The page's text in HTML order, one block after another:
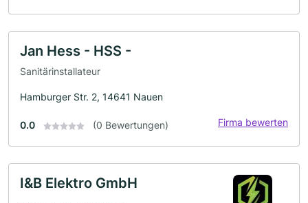
Jan Hess - HSS -
Sanitärinstallateur
Hamburger Str. 2, 14641 Nauen
0.0 (0 Bewertungen) Firma bewerten
I&B Elektro GmbH